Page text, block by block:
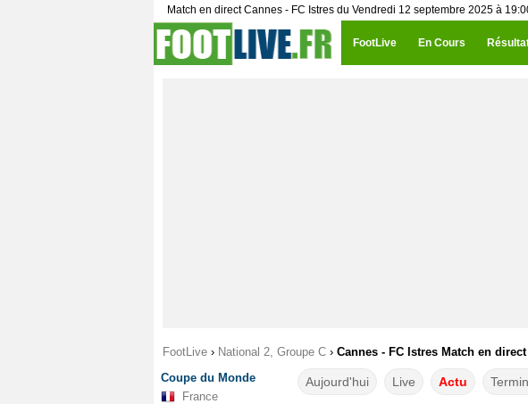
Match en direct Cannes - FC Istres du Vendredi 12 septembre 2025 à
FootLive En Cours
FootLive › National 2, Groupe C › Cannes - FC Istres Match en direct
Coupe du Monde
France
Aujourd'hui Live Actu